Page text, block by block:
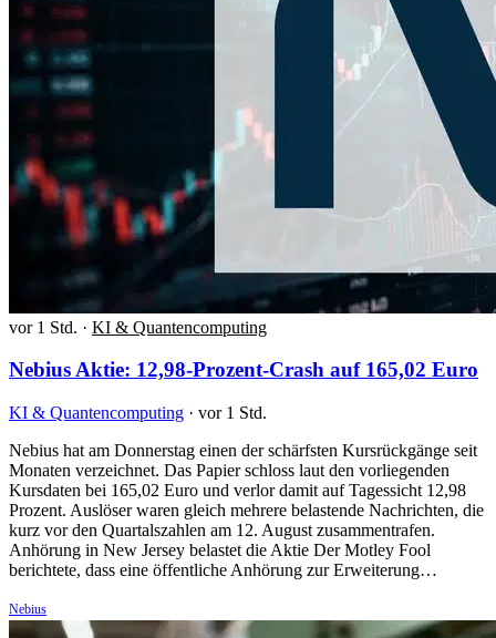
vor 1 Std. · KI & Quantencomputing
Nebius Aktie: 12,98-Prozent-Crash auf 165,02 Euro
KI & Quantencomputing · vor 1 Std.
Nebius hat am Donnerstag einen der schärfsten Kursrückgänge seit
Monaten verzeichnet. Das Papier schloss laut den vorliegenden
Kursdaten bei 165,02 Euro und verlor damit auf Tagessicht 12,98
Prozent. Auslöser waren gleich mehrere belastende Nachrichten, die
kurz vor den Quartalszahlen am 12. August zusammentrafen.
Anhörung in New Jersey belastet die Aktie Der Motley Fool
berichtete, dass eine öffentliche Anhörung zur Erweiterung…
Nebius